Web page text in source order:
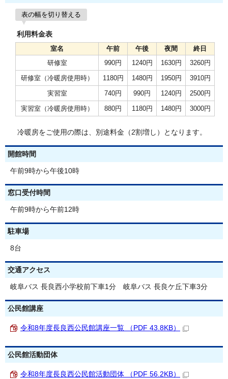
表の幅を切り替える
利用料金表
室名
午前 午後 夜間
終日
研修室
990円 1240円 1630円
3260円
研修室（冷暖房使用時）
1180円 1480円 1950円
3910円
実習室
740円 990円 1240円
2500円
実習室（冷暖房使用時）
880円 1180円 1480円 3000円
冷暖房をご使用の際は、別途料金（2割増し）となります。
開館時間
午前9時から午後10時
窓口受付時間
午前9時から午前12時
駐車場
8台
交通アクセス
岐阜バス 長良西小学校前下車1分 岐阜バス 長良ケ丘下車3分
公民館講座
令和8年度長良西公民館講座一覧 （PDF 43.8KB）
公民館活動団体
令和8年度長良西公民館活動団体 （PDF 56.2KB）